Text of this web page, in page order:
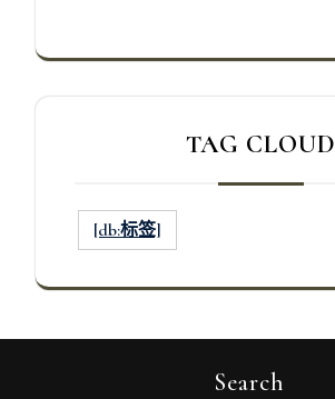
TAG CLOUD
[db:标签]
Search